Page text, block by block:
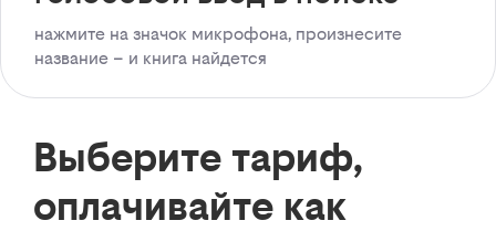
нажмите на значок микрофона, произнесите
название – и книга найдется
Выберите тариф,
оплачивайте как